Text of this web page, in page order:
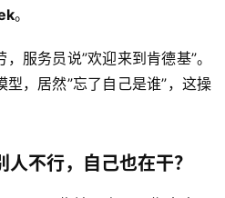
。
服务员说”欢迎来到肯德基”。
，居然”忘了自己是谁”，这操
人不行，自己也在干？